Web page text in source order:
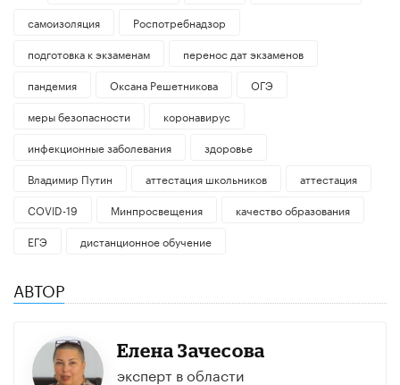
самоизоляция
Роспотребнадзор
подготовка к экзаменам
перенос дат экзаменов
пандемия
Оксана Решетникова
ОГЭ
меры безопасности
коронавирус
инфекционные заболевания
здоровье
Владимир Путин
аттестация школьников
аттестация
COVID-19
Минпросвещения
качество образования
ЕГЭ
дистанционное обучение
АВТОР
Елена Зачесова
эксперт в области